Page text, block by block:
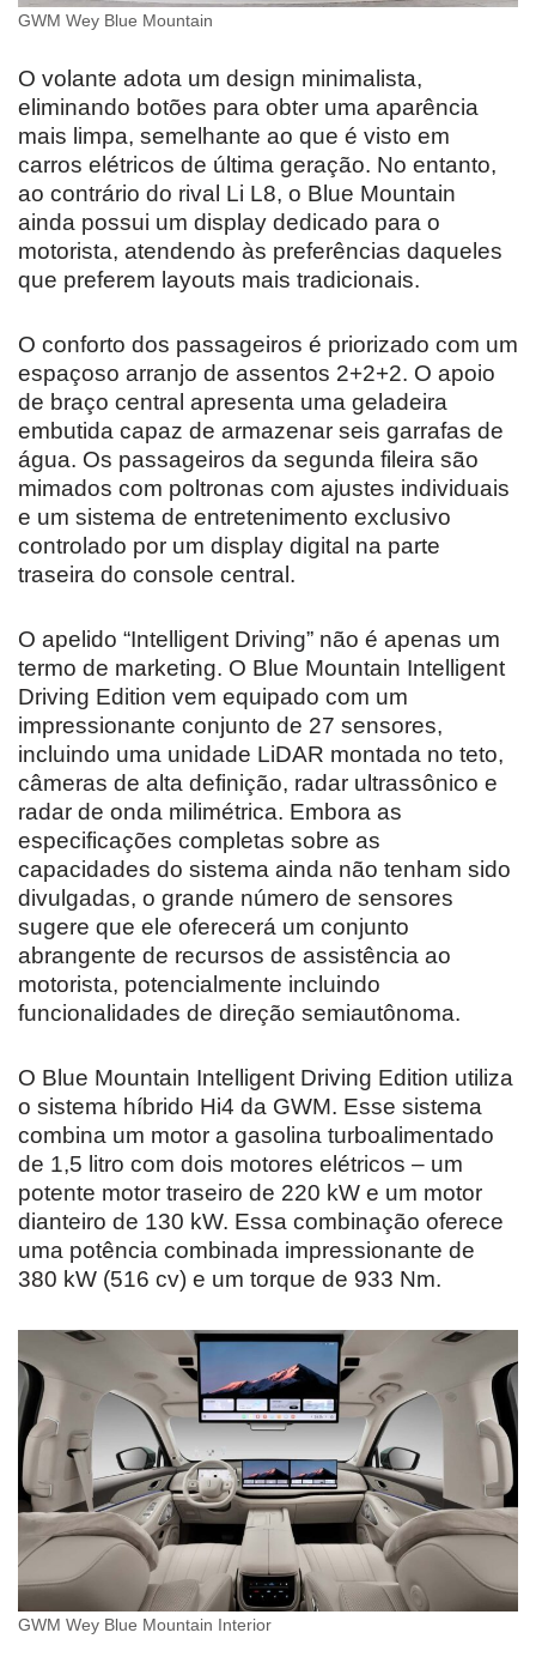
GWM Wey Blue Mountain
O volante adota um design minimalista,
eliminando botões para obter uma aparência
mais limpa, semelhante ao que é visto em
carros elétricos de última geração. No entanto,
ao contrário do rival Li L8, o Blue Mountain
ainda possui um display dedicado para o
motorista, atendendo às preferências daqueles
que preferem layouts mais tradicionais.
O conforto dos passageiros é priorizado com um
espaçoso arranjo de assentos 2+2+2. O apoio
de braço central apresenta uma geladeira
embutida capaz de armazenar seis garrafas de
água. Os passageiros da segunda fileira são
mimados com poltronas com ajustes individuais
e um sistema de entretenimento exclusivo
controlado por um display digital na parte
traseira do console central.
O apelido “Intelligent Driving” não é apenas um
termo de marketing. O Blue Mountain Intelligent
Driving Edition vem equipado com um
impressionante conjunto de 27 sensores,
incluindo uma unidade LiDAR montada no teto,
câmeras de alta definição, radar ultrassônico e
radar de onda milimétrica. Embora as
especificações completas sobre as
capacidades do sistema ainda não tenham sido
divulgadas, o grande número de sensores
sugere que ele oferecerá um conjunto
abrangente de recursos de assistência ao
motorista, potencialmente incluindo
funcionalidades de direção semiautônoma.
O Blue Mountain Intelligent Driving Edition utiliza
o sistema híbrido Hi4 da GWM. Esse sistema
combina um motor a gasolina turboalimentado
de 1,5 litro com dois motores elétricos – um
potente motor traseiro de 220 kW e um motor
dianteiro de 130 kW. Essa combinação oferece
uma potência combinada impressionante de
380 kW (516 cv) e um torque de 933 Nm.
GWM Wey Blue Mountain Interior